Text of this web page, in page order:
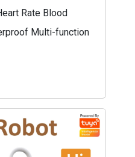
Rate Blood
Multi-function